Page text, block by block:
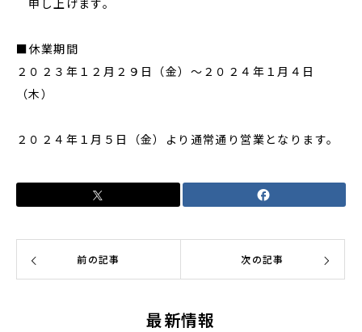
申し上げます。
■休業期間
２０２３年１２月２９日（金）～２０２４年１月４日
（木）
２０２４年１月５日（金）より通常通り営業となります。
前の記事 次の記事
最新情報